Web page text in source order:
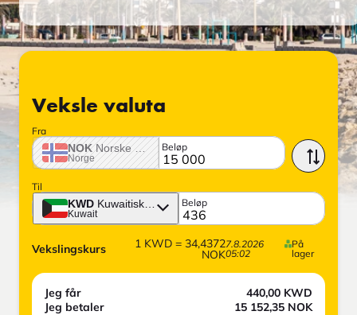
Veksle valuta
Fra
NOK Norske krone
Norge
Beløp
Til
KWD Kuwaitisk dinar
Kuwait
Beløp
Vekslingskurs 1 KWD= 34,4372
NOK
7.8.2026
05:02
På
lager
Jeg får 440,00 KWD
Jeg betaler
15 152,35 NOK